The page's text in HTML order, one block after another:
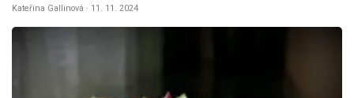
Kateřina Gallinová · 11. 11. 2024